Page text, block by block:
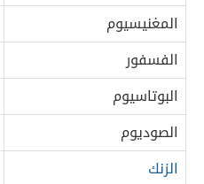
المغنيسيوم
الفسفور
البوتاسيوم
الصوديوم
الزنك